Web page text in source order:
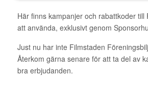
Här finns kampanjer och rabattkoder
att använda, exklusivt genom
Just nu har inte Filmstaden
Återkom gärna senare för att ta del av
bra erbjudanden.